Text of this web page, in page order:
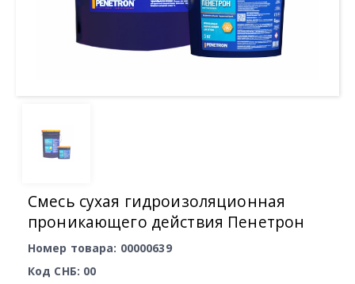
Смесь сухая гидроизоляционная
проникающего действия Пенетрон
Номер товара: 00000639
Код СНБ: 00